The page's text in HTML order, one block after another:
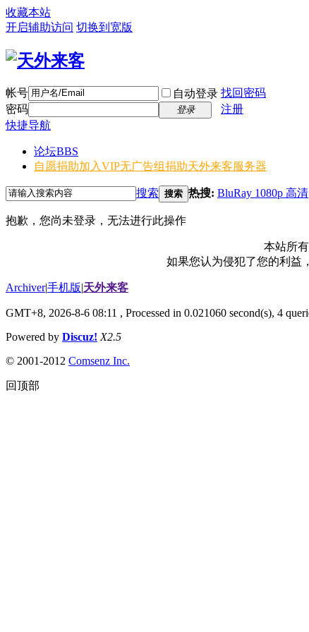
收藏本站
开启辅助访问 切换到宽版
帐号 自动登录 找回密码
密码
登录
注册
快捷导航
论坛BBS
自愿捐助加入VIP无广告组捐助天外来客服务器
搜索 搜索 热搜: BluRay 1080p 高清
抱歉，您尚未登录，无法进行此操作
本站所
如果您认为侵犯了您的利益
Archiver|手机版|天外来客
GMT+8, 2026-8-6 08:11 , Processed in 0.021060 second(s), 4
Powered by Discuz! X2.5
© 2001-2012 Comsenz Inc.
回顶部